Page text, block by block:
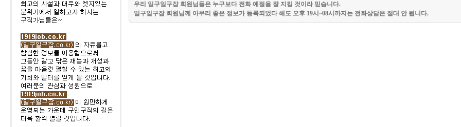
우리 일구일구잡 회원님들은 누구보다 전화 예절을 잘 지킬 것이라 믿습니다.
일구일구잡 회원님께 아무리 좋은 정보가 등록되었다 해도 오후 19시~08시까지는 전화상담은 절대 안 됩니다.